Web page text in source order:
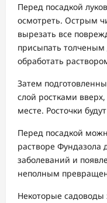
Перед посадкой
осмотреть. Острым
вырезать все
присыпать
обработать
Затем
слой ростками
месте. Росточки
Перед посадкой
растворе Фундазола
заболеваний и
неполным
Некоторые